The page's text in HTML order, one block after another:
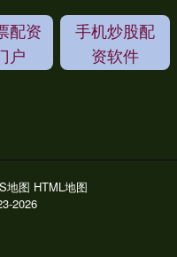
配资
户
手机炒股配
资软件
地图 HTML地图
2026